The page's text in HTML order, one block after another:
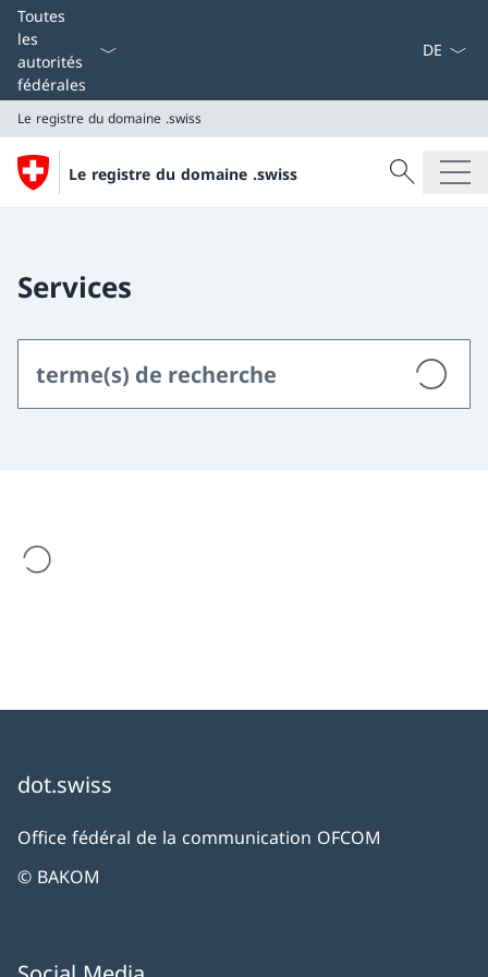
Toutes
les
autorités
fédérales
Le registre du domaine .swiss
Le registre du domaine .swiss
Recherche
Recherche
Services
est en cours de chargement
dot.swiss
Office fédéral de la communication OFCOM
© BAKOM